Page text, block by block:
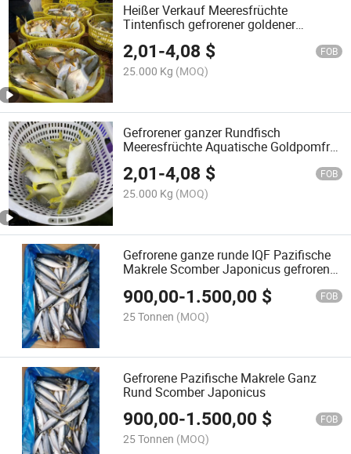
Heißer Verkauf Meeresfrüchte
Tintenfisch gefrorener goldener
Pomfret Fisch ganze runde Pompano
Fisch
2,01-4,08 $ FOB
25.000 Kg (MOQ)
Gefrorener ganzer Rundfisch
Meeresfrüchte Aquatische Goldpomfret
Gelber Pompano
2,01-4,08 $ FOB
25.000 Kg (MOQ)
Gefrorene ganze runde IQF Pazifische
Makrele Scomber Japonicus gefrorener
900,00-1.500,00 $ FOB
25 Tonnen (MOQ)
Gefrorene Pazifische Makrele Ganz
Rund Scomber Japonicus
900,00-1.500,00 $ FOB
25 Tonnen (MOQ)